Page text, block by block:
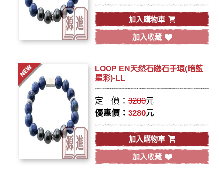
加入購物車
加入收藏
LOOP EN天然石磁石手環(暗藍
星彩)-LL
定 價：3280元
優惠價： 3280元
加入購物車
加入收藏